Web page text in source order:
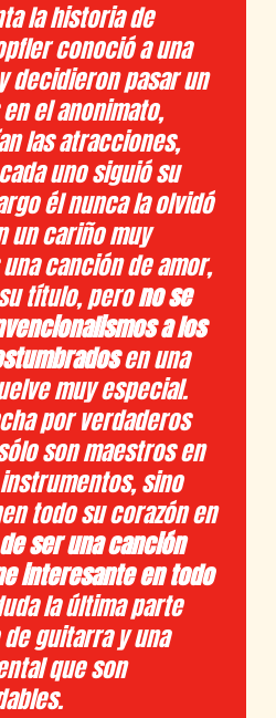
la historia de
conoció a una
decidieron pasar un
el anonimato,
las atracciones,
uno siguió su
él nunca la olvidó
un cariño muy
canción de amor,
título, perono se
a los
en una
muy especial.
por verdaderos
son maestros en
sino
todo su corazón en
ser una canción
interesante en todo
la última parte
guitarra y una
que son